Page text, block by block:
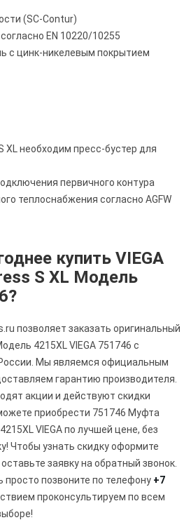
(SC‑Contur)
EN 10220/10255
с цинк-никелевым покрытием
XL необходим пресс-бустер для
первичного контура
теплоснабжения согласно AGFW
купить VIEGA
S XL Модель
позволяет заказать оригинальный
4215XL VIEGA 751746 с
Мы являемся официальным
гарантию производителя.
акции и действуют скидки
приобрести 751746 Муфта
VIEGA по лучшей цене, без
Чтобы узнать скидку оформите
заявку на обратный звонок.
просто позвоните по телефону +7
проконсультируем по всем